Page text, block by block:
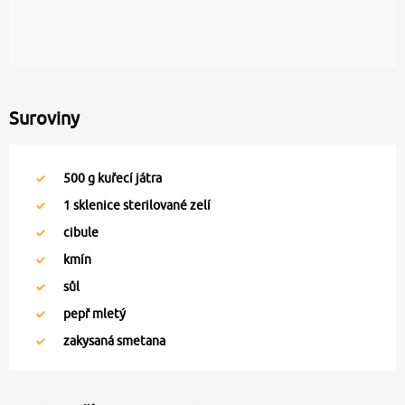
Suroviny
500g kuřecí játra
1 sklenice sterilované zelí
cibule
kmín
sůl
pepř mletý
zakysaná smetana